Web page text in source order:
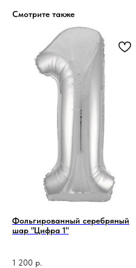
Смотрите также
Фольгированный серебряный
шар "Цифра 1"
1 200 р.